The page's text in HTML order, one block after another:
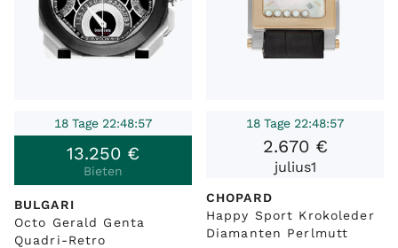
18 Tage 22:48:57
13.250 €
Bieten
BULGARI
Octo Gerald Genta
Quadri-Retro
18 Tage 22:48:57
2.670 €
julius1
CHOPARD
Happy Sport Krokoleder
Diamanten Perlmutt